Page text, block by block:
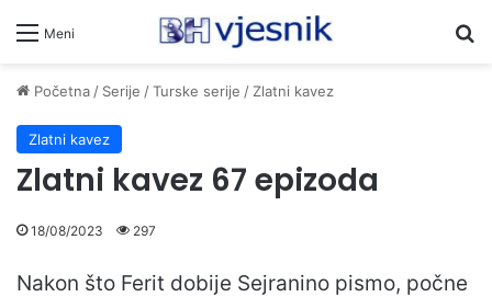
Meni
Početna/ Serije /Turske serije /Zlatni kavez
Zlatni kavez
Zlatni kavez 67 epizoda
18/08/2023 297
Nakon što Ferit dobije Sejranino pismo, počne